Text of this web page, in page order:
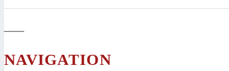
—
NAVIGATION